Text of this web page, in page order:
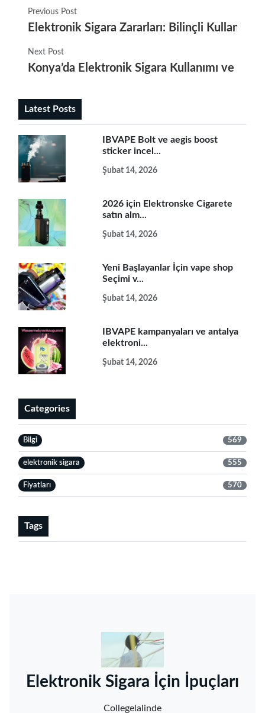
Previous Post
Elektronik Sigara Zararları: Bilinçli
Next Post
Konya’da Elektronik Sigara Kullanımı ve
Latest Posts
IBVAPE Bolt ve aegis boost
sticker incel...
Şubat 14, 2026
2026 için Elektronske Cigarete
satın alm...
Şubat 14, 2026
Yeni Başlayanlar İçin vape shop
Seçimi v...
Şubat 14, 2026
IBVAPE kampanyaları ve antalya
elektroni...
Şubat 14, 2026
Categories
Bilgi 569
elektronik sigara 555
Fiyatları 570
Tags
‌Elektronik Sigara İçin İpuçları‌
Collegelalinde